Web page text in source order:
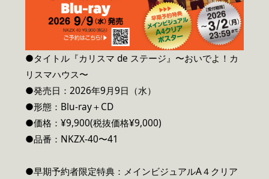
●タイトル『カリスマ de ステージ』〜おいでよ！カ
リスマハウス〜
●発売日：2026年9月9日（水）
●形態：Blu-ray＋CD
●価格：¥9,900(税抜価格¥9,000)
●品番：NKZX-40〜41
●早期予約者限定特典：メインビジュアルA４クリア